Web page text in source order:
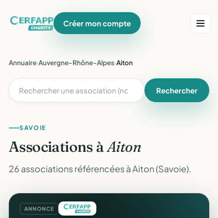
Créer mon compte
Annuaire›Auvergne-Rhône-Alpes›Aiton
Rechercher
SAVOIE
Associations àAiton
26 associations référencées à Aiton (Savoie).
ANNONCE